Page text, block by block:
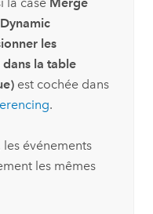
les
la table
est cochée dans
.
les événements
les mêmes